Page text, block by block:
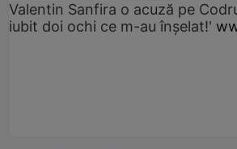
Valentin Sanfira o acuză pe
iubit doi ochi ce m-au înșelat!'